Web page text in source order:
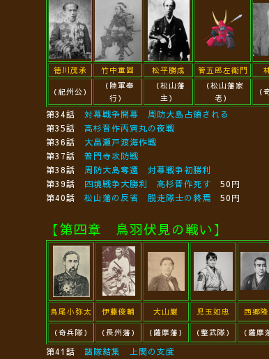
徳川茂承 竹中重固 松平勝成 管五郎左衛門
（紀州公）
（陸軍奉
行）
（松山藩
主）
（松山藩家
老）
（
第34話 対幕戦争開幕 周防大島占領される
第35話 高杉晋作丙寅丸の夜戦
第36話 大畠瀬戸渡海作戦
第37話 普門寺攻防戦
第38話 周防大島奪還 対幕戦争初勝利
第39話 四境戦争大勝利 高杉晋作死す 50円
第40話 松山藩の反省 脱走隊士の終焉 50円
【第四章 鳥羽伏見の戦い】
鳥尾小弥太 伊藤俊輔 大山巌 児玉如忠 西郷
（奇兵隊）
（長州藩） （薩摩藩） （整武隊） （薩摩
第41話 諸隊結集 上関の支度